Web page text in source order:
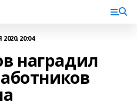
20:04
наградил